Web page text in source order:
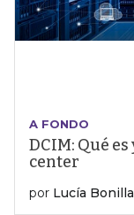
A FONDO
DCIM: Qué
center
por Lucía Bonilla